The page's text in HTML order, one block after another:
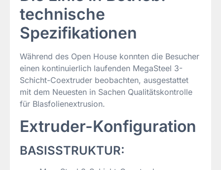
technische
Spezifikationen
Während des Open House konnten die Besucher
einen kontinuierlich laufenden MegaSteel 3-
Schicht-Coextruder beobachten, ausgestattet
mit dem Neuesten in Sachen Qualitätskontrolle
für Blasfolienextrusion.
Extruder-Konfiguration
BASISSTRUKTUR: